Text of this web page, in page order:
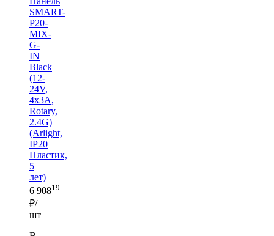
SMART-
P20-
MIX-
G-
IN
Black
(12-
24V,
4x3A,
Rotary,
2.4G)
(Arlight,
IP20
Пластик,
5
лет)
6 90819
₽/
шт